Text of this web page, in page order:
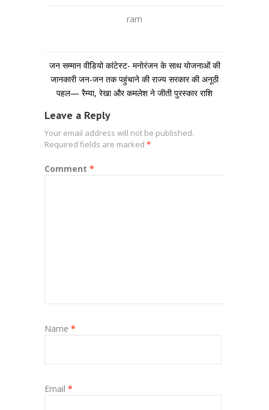
ram
जन सम्मान वीडियो कांटेस्ट- मनोरंजन के साथ योजनाओं की
जानकारी जन-जन तक पहुंचाने की राज्य सरकार की अनूठी
पहल— रैम्या, रेखा और कमलेश ने जीती पुरस्कार राशि
Leave a Reply
Your email address will not be published.
Required fields are marked *
Comment *
Name *
Email *